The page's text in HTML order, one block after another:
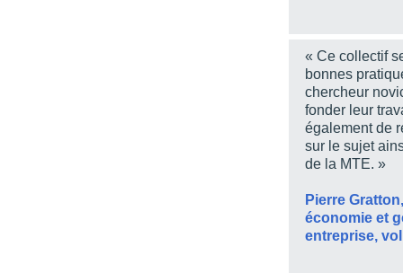
La MTE en tant
Description de la
d’une recherche en
Arrêt sur réflexion
Pratiques
de la théorisation
Apport de la MTE
verbale. Un parcours
« Ce collectif
bonnes
chercheur
fonder leur
également de
sur le sujet
de la MTE. »
Pierre
économie et
entreprise,